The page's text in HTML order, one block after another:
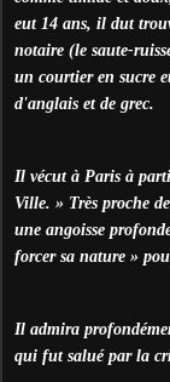
eut 14 ans, il dut
notaire (le saute-
un courtier en sucre
d'anglais et de grec.
Il vécut à Paris à
Ville. » Très proche
une angoisse
forcer sa nature »
Il admira
qui fut salué par la